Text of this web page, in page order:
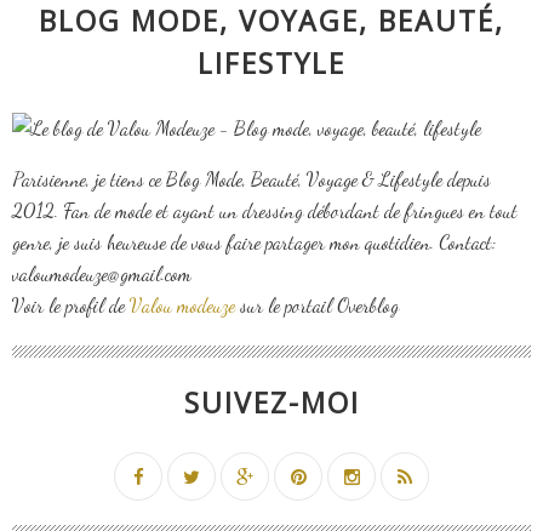
BLOG MODE, VOYAGE, BEAUTÉ,
LIFESTYLE
Parisienne, je tiens ce Blog Mode, Beauté, Voyage & Lifestyle depuis
2012. Fan de mode et ayant un dressing débordant de fringues en tout
genre, je suis heureuse de vous faire partager mon quotidien. Contact:
valoumodeuze@gmail.com
Voir le profil deValou modeuzesur le portail Overblog
SUIVEZ-MOI